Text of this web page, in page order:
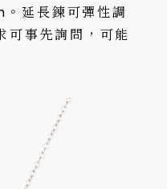
延長鍊可彈性調
可事先詢問，可能